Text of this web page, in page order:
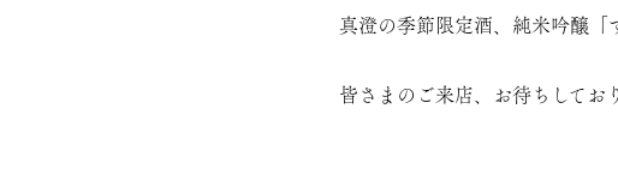
真澄の季節限定酒、純米吟醸「
皆さまのご来店、お待ちしてお